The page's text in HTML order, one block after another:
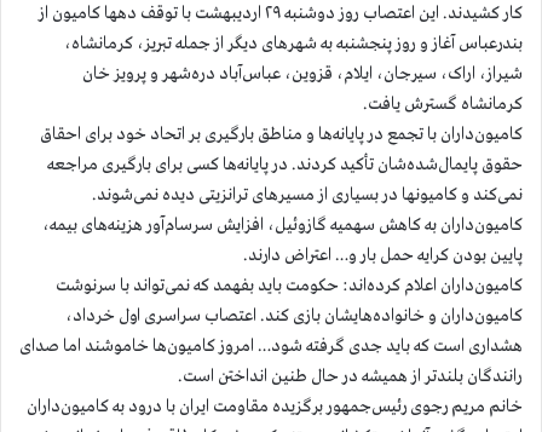
کار کشیدند. این اعتصاب روز دوشنبه ۲۹ اردیبهشت با توقف دهها کامیون از
بندرعباس آغاز و روز پنجشنبه به شهرهای دیگر از جمله تبریز، کرمانشاه،
شیراز، اراک، سیرجان، ایلام، قزوین، عباس‌آباد دره‌شهر و پرویز خان
کرمانشاه گسترش یافت.
کامیون‌داران با تجمع در پایانه‌ها و مناطق بارگیری بر اتحاد خود برای احقاق
حقوق پایمال‌شده‌شان تأکید کردند. در پایانه‌ها کسی برای بارگیری مراجعه
نمی‌کند و کامیونها در بسیاری از مسیرهای ترانزیتی دیده نمی‌شوند.
کامیون‌داران به کاهش سهمیه گازوئیل، افزایش سرسام‌آور هزینه‌های بیمه،
پایین بودن کرایه حمل بار و… اعتراض دارند.
کامیون‌داران اعلام کرده‌اند: حکومت باید بفهمد که نمی‌تواند با سرنوشت
کامیون‌داران و خانواده‌هایشان بازی کند. اعتصاب سراسری اول خرداد،
هشداری است که باید جدی گرفته شود… امروز کامیون‌ها خاموشند اما صدای
رانندگان بلندتر از همیشه در حال طنین انداختن است.
خانم مریم رجوی رئیس‌جمهور برگزیده مقاومت ایران با درود به کامیون‌داران